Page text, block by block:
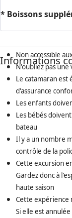
* Boissons
Informations
Non accessible
N'oubliez pas
Le catamaran est
d'assurance
Les enfants
Les bébés
bateau
Il y a un nombre
contrôle de la
Cette excursion
Gardez donc à
haute saison
Cette expérience
Si elle est